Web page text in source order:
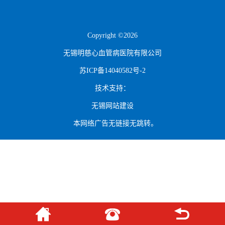
Copyright ©2026
无锡明慈心血管病医院有限公司
苏ICP备14040582号-2
技术支持：
无锡网站建设
本网络广告无链接无跳转。